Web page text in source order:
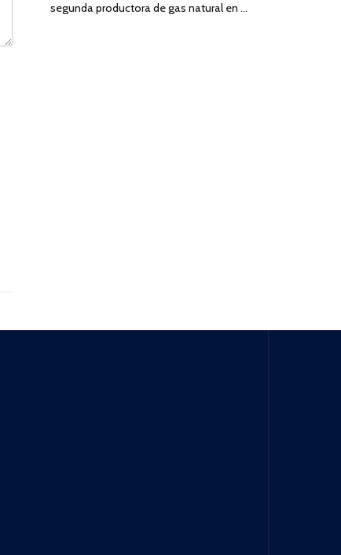
segunda productora de gas natural en …